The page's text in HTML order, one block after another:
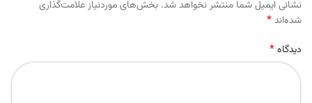
نشانی ایمیل شما منتشر نخواهد شد. بخش‌های موردنیاز علامت‌گذاری
شده‌اند*
دیدگاه*